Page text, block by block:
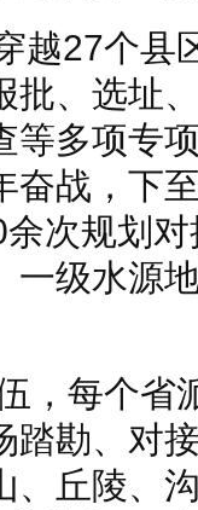
越27个县
批、选址
等多项专
奋战，下
余次规划
一级水源
，每个省
踏勘、对
、丘陵、